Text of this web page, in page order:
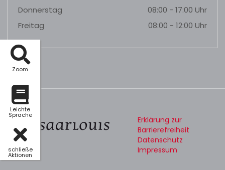
Zoom
Leichte
Sprache
schließe
Aktionen
Donnerstag
08:00 - 17:00 Uhr
Freitag
08:00 - 12:00 Uhr
Erklärung zur
Barrierefreiheit
Datenschutz
Impressum